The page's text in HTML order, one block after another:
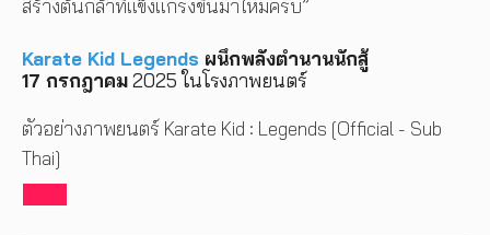
สร้างต้นกล้าที่แข็งแกร่งขึ้นมาใหม่ครับ”
Karate Kid Legends ผนึกพลังตำนานนักสู้
17 กรกฎาคม2025 ในโรงภาพยนตร์
ตัวอย่างภาพยนตร์ Karate Kid : Legends [Official - Sub
Thai]